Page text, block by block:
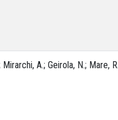
A.; Geirola, N.; Mare,